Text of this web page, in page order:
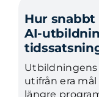
Hur snabbt
AI-
Utbildningens
utifrån era
längre